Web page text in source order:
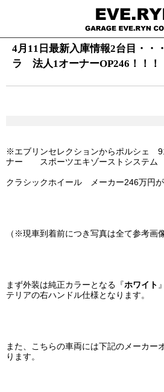
4月11日最新入庫情報2台目・
ラ 法人1オーナーOP246！！！
※エブリンセレクションからポルシェ
ナー スポーツエキゾーストシステム
クラシックホイール メーカー246万円が
（※現車到着前につき写真は全て参考画
まず外装は純正カラーとなる『ホワイト
テリアの右ハンドル仕様となります。
また、こちらの車両には下記のメーカー
ります。